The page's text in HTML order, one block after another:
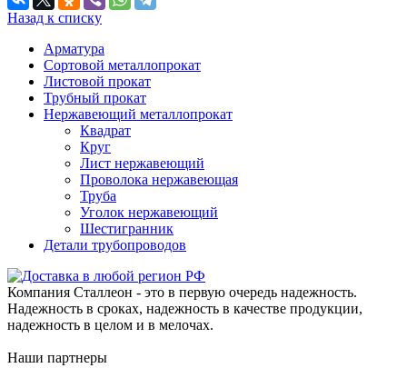
Назад к списку
Арматура
Сортовой металлопрокат
Листовой прокат
Трубный прокат
Нержавеющий металлопрокат
Квадрат
Круг
Лист нержавеющий
Проволока нержавеющая
Труба
Уголок нержавеющий
Шестигранник
Детали трубопроводов
Компания Сталлеон - это в первую очередь надежность.
Надежность в сроках, надежность в качестве продукции,
надежность в целом и в мелочах.
Наши партнеры